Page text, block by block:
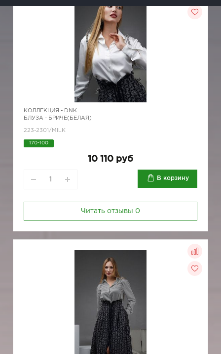
КОЛЛЕКЦИЯ - DNK
БЛУЗА - БРИЧЕ(БЕЛАЯ)
223-2301/MILK
170-100
10 110 руб
В корзину
Читать отзывы 0